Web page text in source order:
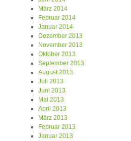
März 2014
Februar 2014
Januar 2014
Dezember 2013
November 2013
Oktober 2013
September 2013
August 2013
Juli 2013
Juni 2013
Mai 2013
April 2013
März 2013
Februar 2013
Januar 2013